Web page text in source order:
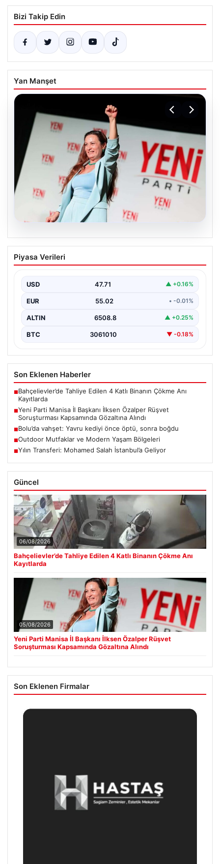
Bizi Takip Edin
Yan Manşet
Yeni Parti Manisa İl Başkanı İlksen
Özalper Rüşvet Soruşturması
Manisa'da yürütülen önemli bir rüşvet soruşturmasında
Piyasa Verileri
USD 47.71 ▲ +0.16%
EUR 55.02 • -0.01%
ALTIN 6508.8 ▲ +0.25%
BTC 3061010 ▼ -0.18%
Son Eklenen Haberler
■Bahçelievler’de Tahliye Edilen 4 Katlı Binanın Çökme Anı
Kayıtlarda
■Yeni Parti Manisa İl Başkanı İlksen Özalper Rüşvet
Soruşturması Kapsamında Gözaltına Alındı
■Bolu’da vahşet: Yavru kediyi önce öptü, sonra boğdu
■Outdoor Mutfaklar ve Modern Yaşam Bölgeleri
■Yılın Transferi: Mohamed Salah İstanbul’a Geliyor
Güncel
06/08/2026
Bahçelievler’de Tahliye Edilen 4 Katlı Binanın Çökme Anı
Kayıtlarda
05/08/2026
Yeni Parti Manisa İl Başkanı İlksen Özalper Rüşvet
Soruşturması Kapsamında Gözaltına Alındı
Son Eklenen Firmalar